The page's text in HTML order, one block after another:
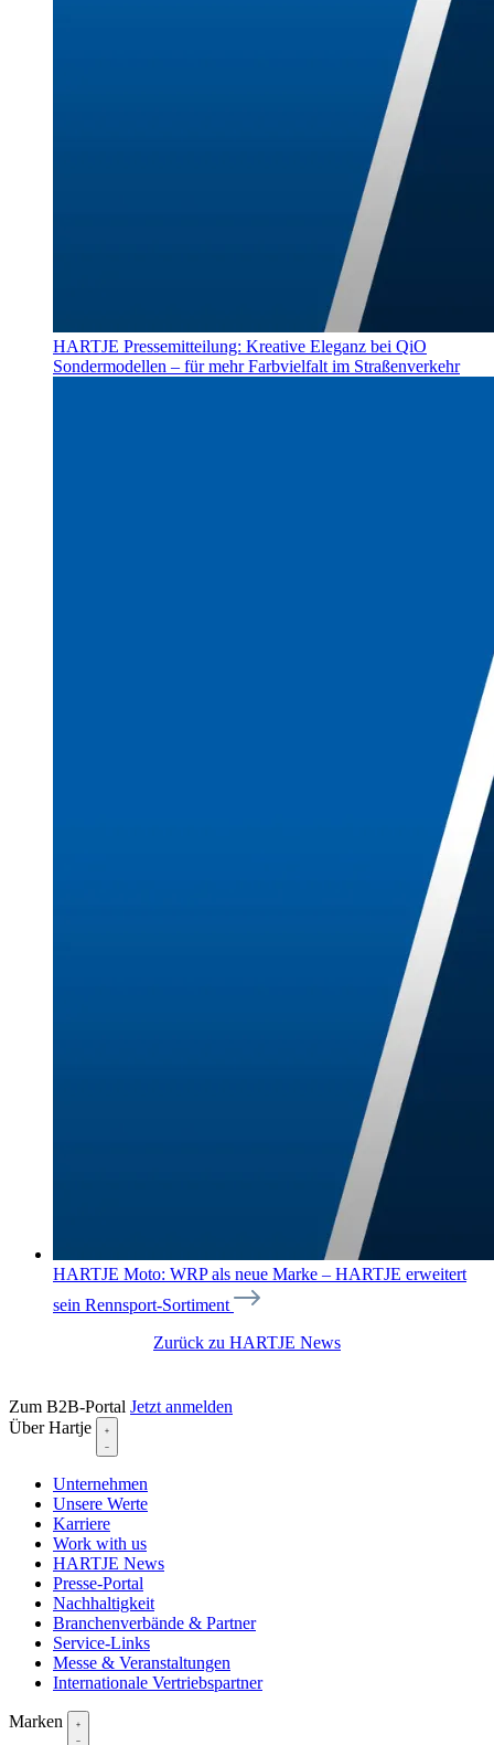
HARTJE Pressemitteilung: Kreative Eleganz bei QiO
Sondermodellen – für mehr Farbvielfalt im Straßenverkehr
HARTJE Moto: WRP als neue Marke – HARTJE erweitert
sein Rennsport-Sortiment
Zurück zu HARTJE News
Zum B2B-Portal Jetzt anmelden
Über Hartje
Unternehmen
Unsere Werte
Karriere
Work with us
HARTJE News
Presse-Portal
Nachhaltigkeit
Branchenverbände & Partner
Service-Links
Messe & Veranstaltungen
Internationale Vertriebspartner
Marken